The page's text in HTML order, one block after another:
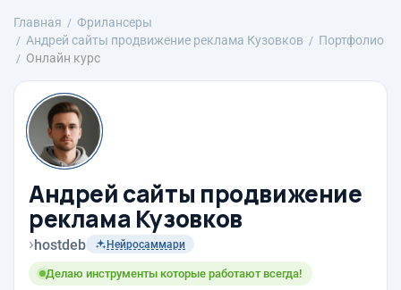
Главная
Фрилансеры
Андрей сайты продвижение реклама Кузовков
Портфолио
Онлайн курс
Андрей сайты продвижение
реклама Кузовков
›hostdeb Нейросаммари
Делаю инструменты которые работают всегда!